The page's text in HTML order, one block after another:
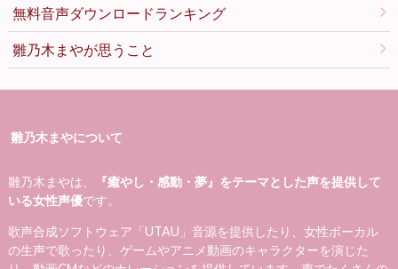
無料音声ダウンロードランキング
雛乃木まやが思うこと
雛乃木まやについて
雛乃木まやは、
『癒やし・感動・夢』をテーマとした声を提供して
いる女性声優です。
歌声合成ソフトウェア「UTAU」音源を提供したり、女性ボーカル
の生声で歌ったり、ゲームやアニメ動画のキャラクターを演じた